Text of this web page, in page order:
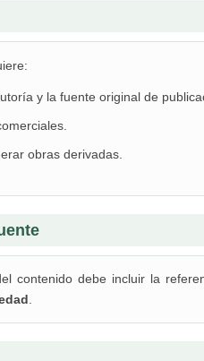
y la fuente original de
obras derivadas.
contenido debe incluir la
.